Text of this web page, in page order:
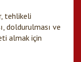
tehlikeli
doldurulması ve
almak için